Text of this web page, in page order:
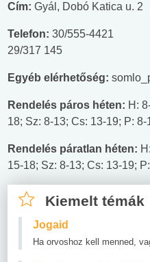
Cím: Gyál, Dobó Katica u. 2
Telefon: 30/555-4421
29/317 145
Egyéb elérhetőség:
Rendelés páros héten: H:
18; Sz: 8-13; Cs: 13-19; P: 8-
Rendelés páratlan héten:
15-18; Sz: 8-13; Cs: 13-19;
Kiemelt témák
Jogaid
Ha orvoshoz kell menned,